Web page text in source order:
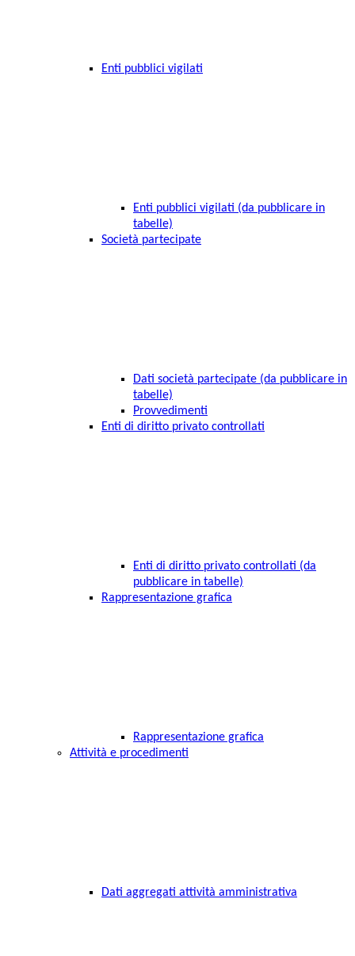
Enti pubblici vigilati
Enti pubblici vigilati (da pubblicare in
tabelle)
Società partecipate
Dati società partecipate (da pubblicare in
tabelle)
Provvedimenti
Enti di diritto privato controllati
Enti di diritto privato controllati (da
pubblicare in tabelle)
Rappresentazione grafica
Rappresentazione grafica
Attività e procedimenti
Dati aggregati attività amministrativa